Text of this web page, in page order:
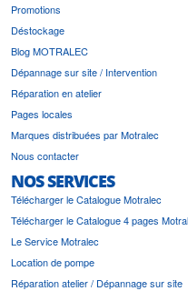
Promotions
Déstockage
Blog MOTRALEC
Dépannage sur site / Intervention
Réparation en atelier
Pages locales
Marques distribuées par Motralec
Nous contacter
NOS SERVICES
Télécharger le Catalogue Motralec
Télécharger le Catalogue 4 pages
Le Service Motralec
Location de pompe
Réparation atelier / Dépannage sur site